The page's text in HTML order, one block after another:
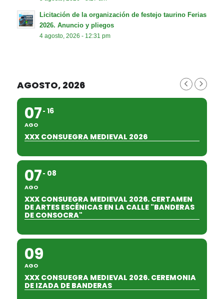
Licitación de la organización de festejo taurino Ferias
2026. Anuncio y pliegos
4 agosto, 2026 - 12:31 pm
AGOSTO, 2026
07
AGO
16
XXX CONSUEGRA MEDIEVAL 2026
07
AGO
08
XXX CONSUEGRA MEDIEVAL 2026. CERTAMEN
DE ARTES ESCÉNICAS EN LA CALLE "BANDERAS
DE CONSOCRA"
09
AGO
XXX CONSUEGRA MEDIEVAL 2026. CEREMONIA
DE IZADA DE BANDERAS